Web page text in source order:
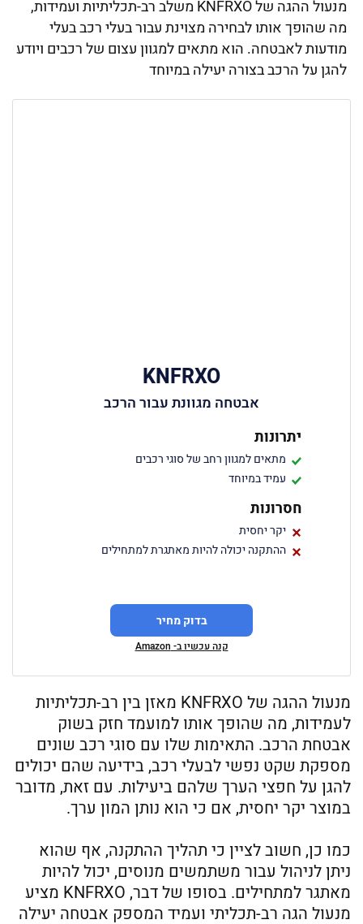
מנעול ההגה של KNFRXO משלב רב-תכליתיות ועמידות,
מה שהופך אותו לבחירה מצוינת עבור בעלי רכב בעלי
מודעות לאבטחה. הוא מתאים למגוון עצום של רכבים ויודע
להגן על הרכב בצורה יעילה במיוחד
KNFRXO
אבטחה מגוונת עבור הרכב
יתרונות
מתאים למגוון רחב של סוגי רכבים
עמיד במיוחד
חסרונות
יקר יחסית
ההתקנה יכולה להיות מאתגרת למתחילים
בדוק מחיר
קנה עכשיו ב- Amazon
מנעול ההגה של KNFRXO מאזן בין רב-תכליתיות
לעמידות, מה שהופך אותו למועמד חזק בשוק
אבטחת הרכב. התאימות שלו עם סוגי רכב שונים
מספקת שקט נפשי לבעלי רכב, בידיעה שהם יכולים
להגן על חפצי הערך שלהם ביעילות. עם זאת, מדובר
במוצר יקר יחסית, אם כי הוא נותן המון ערך.
כמו כן, חשוב לציין כי תהליך ההתקנה, אף שהוא
ניתן לניהול עבור משתמשים מנוסים, יכול להיות
מאתגר למתחילים. בסופו של דבר, KNFRXO מציע
מנעול הגה רב-תכליתי ועמיד המספק אבטחה יעילה